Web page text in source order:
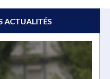
ACTUALITÉS